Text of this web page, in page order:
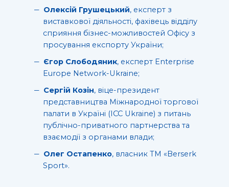
Олексій Грушецький, експерт з
виставкової діяльності, фахівець відділу
сприяння бізнес-можливостей Офісу з
просування експорту України;
Єгор Слободяник, експерт Enterprise
Europe Network-Ukraine;
Сергій Козін, віце-президент
представництва Міжнародної торгової
палати в Україні (ICC Ukraine) з питань
публічно-приватного партнерства та
взаємодії з органами влади;
Олег Остапенко, власник ТМ «Berserk
Sport».